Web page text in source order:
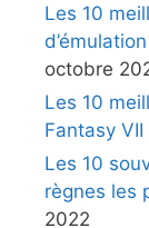
Les 10
octobre
Les 10
Fantasy VII
Les 10
règnes les
2022